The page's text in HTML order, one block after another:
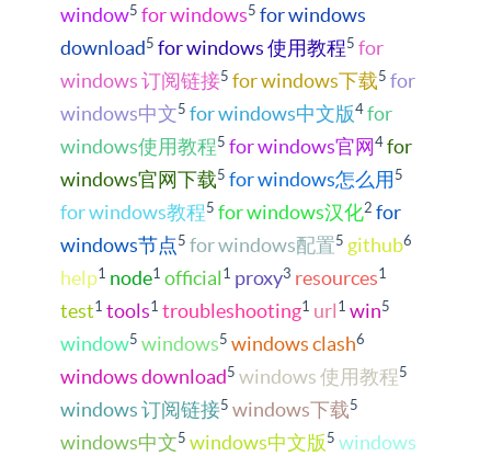
window5 for windows5 for windows
download5 for windows 使用教程5 for
windows 订阅链接5 for windows下载5 for
windows中文5 for windows中文版4 for
windows使用教程5 for windows官网 4 for
windows官网下载5 for windows怎么用 5
for windows教程5 for windows汉化2 for
windows节点5 for windows配置5 github6
help1 node1 official 1 proxy3 resources1
test1 tools1 troubleshooting1 url 1 win5
window5 windows5 windows clash6
windows download5 windows 使用教程5
windows 订阅链接5 windows下载5
windows中文5 windows中文版 5 windows